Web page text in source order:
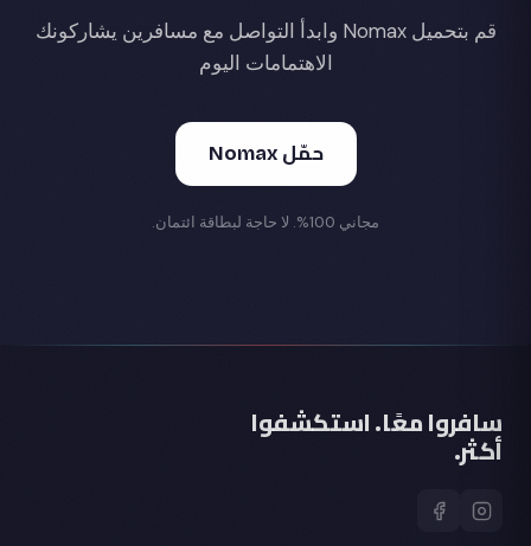
قم بتحميل Nomax وابدأ التواصل مع مسافرين يشاركونك
الاهتمامات اليوم
حمّل Nomax
مجاني 100%. لا حاجة لبطاقة ائتمان.
سافروا معًا. استكشفوا
أكثر.